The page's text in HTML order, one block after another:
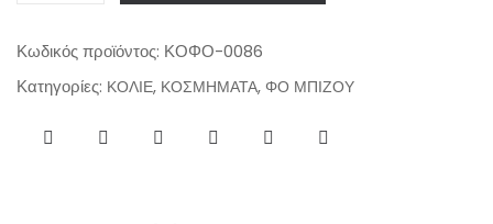
n
i
Κωδικός προϊόντος: ΚΟΦΟ-0086
Κατηγορίες: ΚΟΛΙΕ, ΚΟΣΜΗΜΑΤΑ, ΦΟ ΜΠΙΖΟΥ